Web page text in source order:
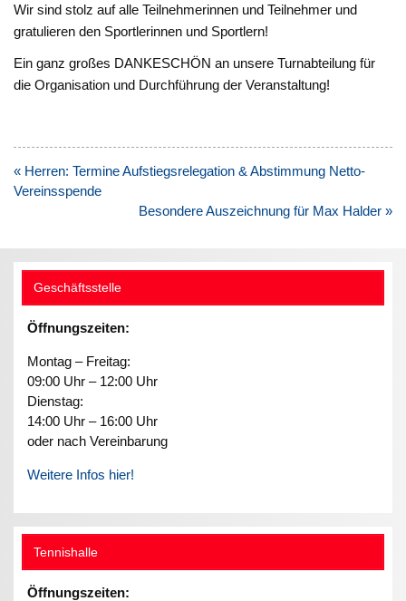
Wir sind stolz auf alle Teilnehmerinnen und Teilnehmer und
gratulieren den Sportlerinnen und Sportlern!
Ein ganz großes DANKESCHÖN an unsere Turnabteilung für
die Organisation und Durchführung der Veranstaltung!
Beitragsnavigation
« Herren: Termine Aufstiegsrelegation & Abstimmung Netto-
Vereinsspende
Besondere Auszeichnung für Max Halder »
Geschäftsstelle
Öffnungszeiten:
Montag – Freitag:
09:00 Uhr – 12:00 Uhr
Dienstag:
14:00 Uhr – 16:00 Uhr
oder nach Vereinbarung
Weitere Infos hier!
Tennishalle
Öffnungszeiten: